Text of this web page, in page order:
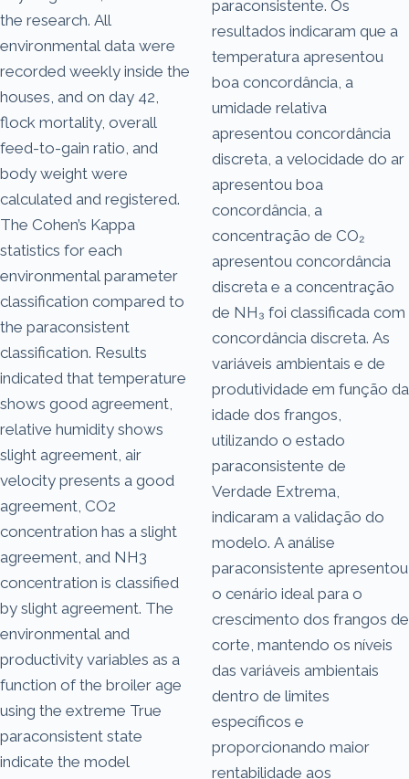
the research. All
environmental data were
recorded weekly inside the
houses, and on day 42,
flock mortality, overall
feed-to-gain ratio, and
body weight were
calculated and registered.
The Cohen’s Kappa
statistics for each
environmental parameter
classification compared to
the paraconsistent
classification. Results
indicated that temperature
shows good agreement,
relative humidity shows
slight agreement, air
velocity presents a good
agreement, CO2
concentration has a slight
agreement, and NH3
concentration is classified
by slight agreement. The
environmental and
productivity variables as a
function of the broiler age
using the extreme True
paraconsistent state
indicate the model
paraconsistente. Os
resultados indicaram que a
temperatura apresentou
boa concordância, a
umidade relativa
apresentou concordância
discreta, a velocidade do ar
apresentou boa
concordância, a
concentração de CO₂
apresentou concordância
discreta e a concentração
de NH₃ foi classificada com
concordância discreta. As
variáveis ambientais e de
produtividade em função da
idade dos frangos,
utilizando o estado
paraconsistente de
Verdade Extrema,
indicaram a validação do
modelo. A análise
paraconsistente apresentou
o cenário ideal para o
crescimento dos frangos de
corte, mantendo os níveis
das variáveis ambientais
dentro de limites
específicos e
proporcionando maior
rentabilidade aos